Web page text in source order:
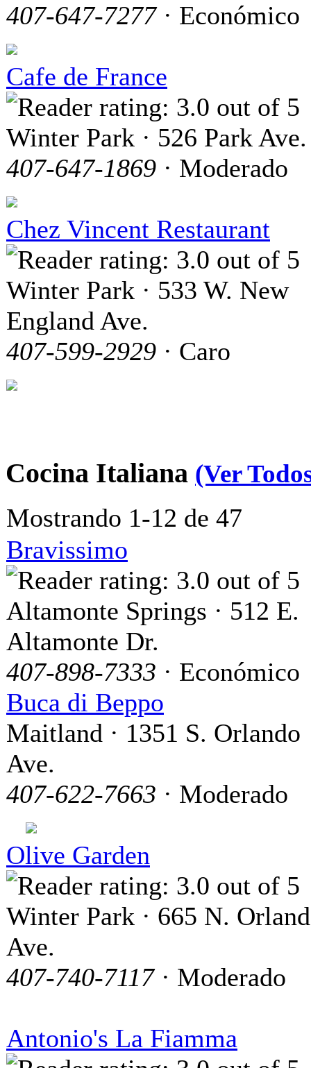
407-647-7277· Económico
Cafe de France
Winter Park · 526 Park
407-647-1869 · Moderado
Chez Vincent Restaurant
Winter Park · 533 W. New
England Ave.
407-599-2929 · Caro
Cocina Italiana (Ver
Mostrando 1-12 de 47
Bravissimo
Altamonte Springs · 512 E.
Altamonte Dr.
407-898-7333 · Económico
Buca di Beppo
Maitland · 1351 S. Orlando
Ave.
407-622-7663 · Moderado
Olive Garden
Winter Park · 665 N.
Ave.
407-740-7117· Moderado
Antonio's La Fiamma